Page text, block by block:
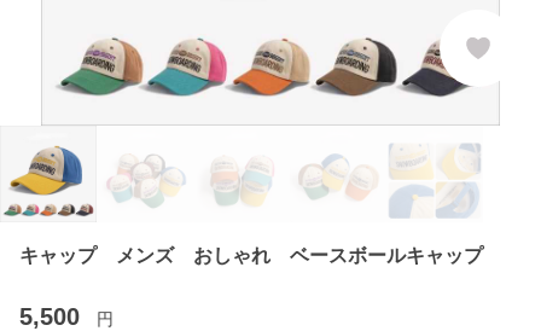
キャップ メンズ おしゃれ ベースボールキャップ
5,500 円